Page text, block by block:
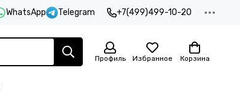
WhatsApp Telegram +7(499)499-10-20
Профиль Избранное Корзина